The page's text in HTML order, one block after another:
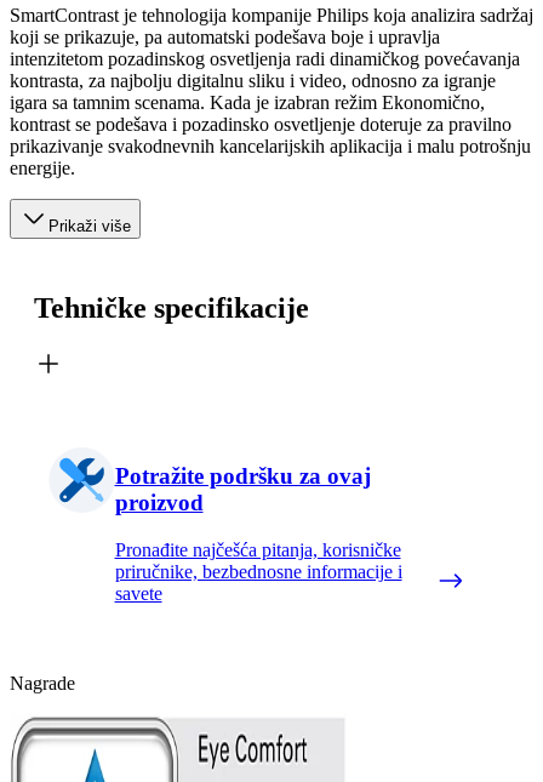
SmartContrast je tehnologija kompanije Philips koja analizira sadržaj
koji se prikazuje, pa automatski podešava boje i upravlja
intenzitetom pozadinskog osvetljenja radi dinamičkog povećavanja
kontrasta, za najbolju digitalnu sliku i video, odnosno za igranje
igara sa tamnim scenama. Kada je izabran režim Ekonomično,
kontrast se podešava i pozadinsko osvetljenje doteruje za pravilno
prikazivanje svakodnevnih kancelarijskih aplikacija i malu potrošnju
energije.
Prikaži više
Tehničke specifikacije
Potražite podršku za ovaj
proizvod
Pronađite najčešća pitanja, korisničke
priručnike, bezbednosne informacije i
savete
Nagrade